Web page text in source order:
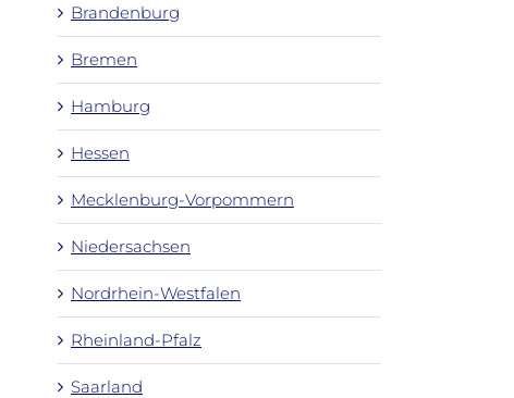
Brandenburg
Bremen
Hamburg
Hessen
Mecklenburg-Vorpommern
Niedersachsen
Nordrhein-Westfalen
Rheinland-Pfalz
Saarland